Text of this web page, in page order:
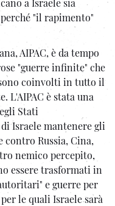
a Israele sia
"il rapimento"
AIPAC, è da tempo
"guerre infinite" che
coinvolti in tutto il
L'AIPAC è stata una
Stati
Israele mantenere gli
Russia, Cina,
nemico percepito,
essere trasformati in
e guerre per
le quali Israele sarà